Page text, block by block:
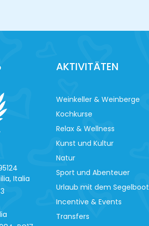
Italia
AKTIVITÄTEN
Weinkeller & Weinberge
Kochkurse
Relax & Wellness
Kunst und Kultur
Natur
Sport und Abenteuer
Urlaub mit dem Segelboot
Incentive & Events
Transfers